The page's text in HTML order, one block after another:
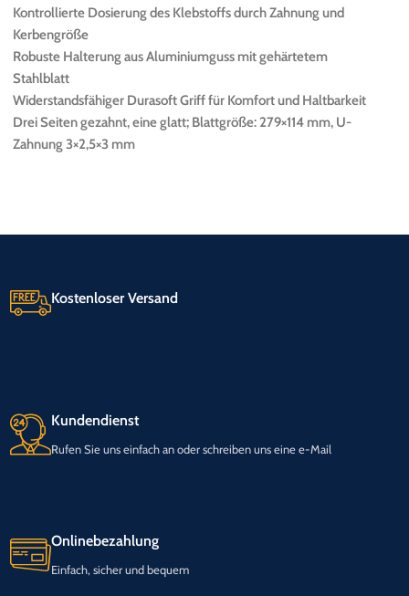
Kontrollierte Dosierung des Klebstoffs durch Zahnung und
Kerbengröße
Robuste Halterung aus Aluminiumguss mit gehärtetem
Stahlblatt
Widerstandsfähiger Durasoft Griff für Komfort und Haltbarkeit
Drei Seiten gezahnt, eine glatt; Blattgröße: 279×114 mm, U-
Zahnung 3×2,5×3 mm
Kostenloser Versand
Kundendienst
Rufen Sie uns einfach an oder schreiben uns eine e-Mail
Onlinebezahlung
Einfach, sicher und bequem